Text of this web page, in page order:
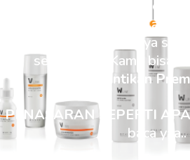
Kini Anda tak perlu repot-
perawatan kulit wajah agar
cerah, dan bercahaya
sebenarnya Kamu bisa
Kecantikan
PENASARAN SEPERTI
baca yaa..